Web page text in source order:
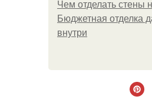
Чем отделать стены
Бюджетная отделка
внутри